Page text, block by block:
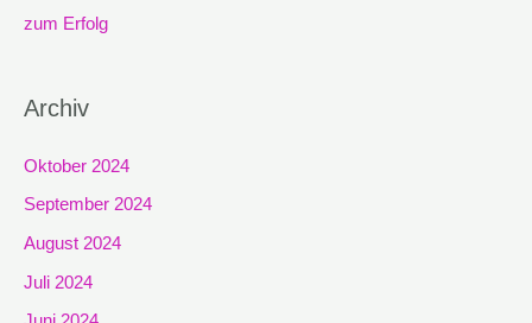
zum Erfolg
Archiv
Oktober 2024
September 2024
August 2024
Juli 2024